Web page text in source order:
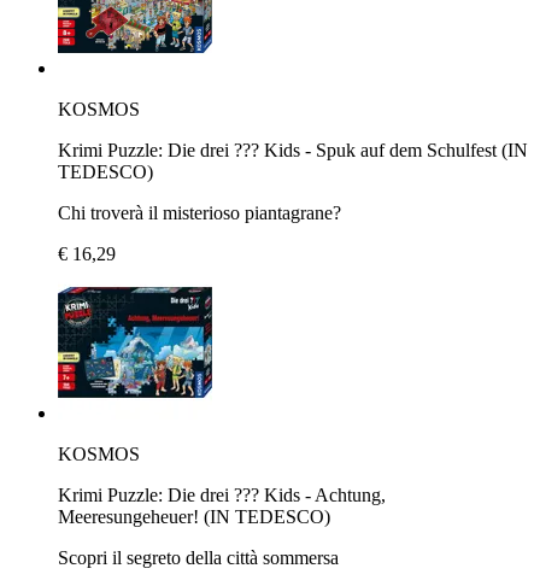
KOSMOS
Krimi Puzzle: Die drei ??? Kids - Spuk auf dem Schulfest (IN
TEDESCO)
Chi troverà il misterioso piantagrane?
€ 16,29
KOSMOS
Krimi Puzzle: Die drei ??? Kids - Achtung,
Meeresungeheuer! (IN TEDESCO)
Scopri il segreto della città sommersa